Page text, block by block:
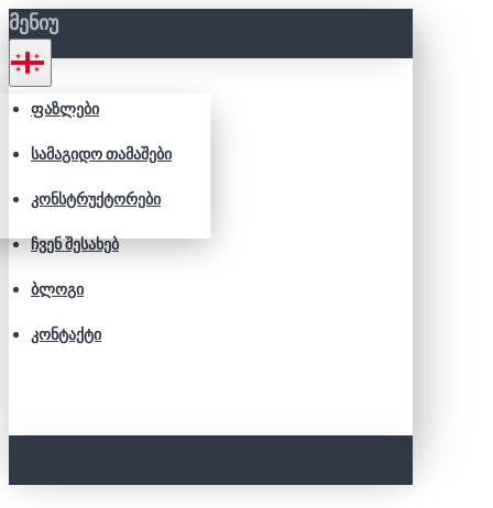
ᲛᲔᲜᲘᲣ
ᲤᲐᲖᲚᲔᲑᲘ
ᲡᲐᲛᲐᲒᲘᲓᲝ ᲗᲐᲛᲐᲨᲔᲑᲘ
ᲙᲝᲜᲡᲢᲠᲣᲥᲢᲝᲠᲔᲑᲘ
ᲩᲕᲔᲜ ᲨᲔᲡᲐᲮᲔᲑ
ᲑᲚᲝᲒᲘ
ᲙᲝᲜᲢᲐᲥᲢᲘ